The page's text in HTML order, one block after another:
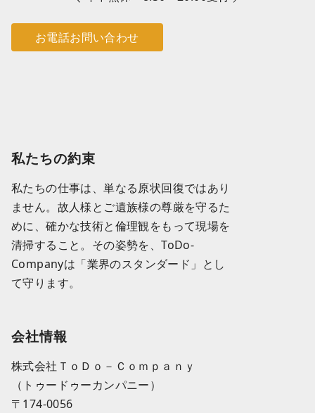
お電話お問い合わせ
私たちの約束
私たちの仕事は、単なる原状回復ではあり
ません。故人様とご遺族様の尊厳を守るた
めに、確かな技術と倫理観をもって現場を
清掃すること。その姿勢を、ToDo-
Companyは「業界のスタンダード」とし
て守ります。
会社情報
株式会社ＴｏＤｏ－Ｃｏｍｐａｎｙ
（トゥードゥーカンパニー）
〒174-0056